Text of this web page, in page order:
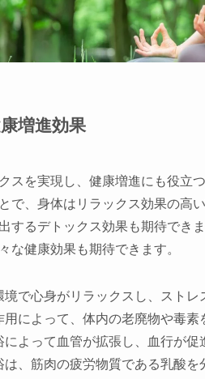
増進効果
スを実現し、健康増進にも役立
で、身体はリラックス効果の高
するデトックス効果も期待でき
な健康効果も期待できます。
で心身がリラックスし、ストレ
によって、体内の老廃物や毒素
よって血管が拡張し、血行が促
、筋肉の疲労物質である乳酸を